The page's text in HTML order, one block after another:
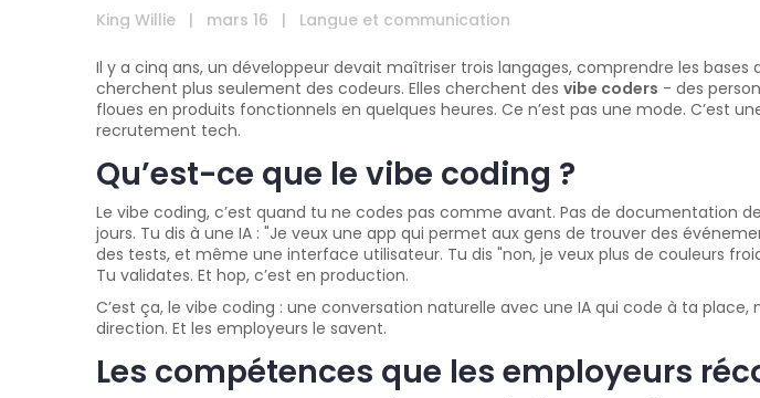
King Willie | mars 16 | Langue et communication
Il y a cinq ans, un développeur devait maîtriser trois langages, comprendre les
cherchent plus seulement des codeurs. Elles cherchent des vibe coders - des
floues en produits fonctionnels en quelques heures. Ce n’est pas une mode. C’est
recrutement tech.
Qu’est-ce que le vibe coding ?
Le vibe coding, c’est quand tu ne codes pas comme avant. Pas de documentation
jours. Tu dis à une IA : "Je veux une app qui permet aux gens de trouver des
des tests, et même une interface utilisateur. Tu dis "non, je veux plus de couleurs
Tu validates. Et hop, c’est en production.
C’est ça, le vibe coding : une conversation naturelle avec une IA qui code à ta place,
direction. Et les employeurs le savent.
Les compétences que les employeurs